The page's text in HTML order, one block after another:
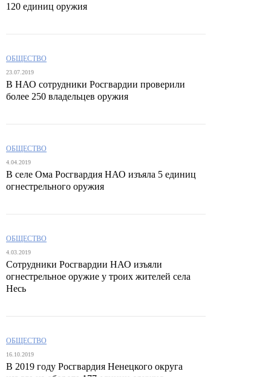
120 единиц оружия
ОБЩЕСТВО
23.07.2019
В НАО сотрудники Росгвардии проверили
более 250 владельцев оружия
ОБЩЕСТВО
4.04.2019
В селе Ома Росгвардия НАО изъяла 5 единиц
огнестрельного оружия
ОБЩЕСТВО
4.03.2019
Сотрудники Росгвардии НАО изъяли
огнестрельное оружие у троих жителей села
Несь
ОБЩЕСТВО
16.10.2019
В 2019 году Росгвардия Ненецкого округа